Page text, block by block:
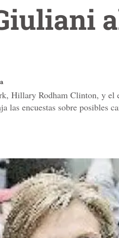
Hillary Rodham Clinton, y
las encuestas sobre posibles